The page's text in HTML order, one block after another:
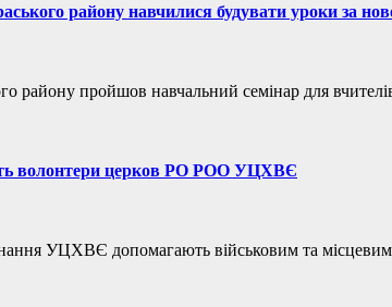
району навчилися будувати уроки за
району пройшов навчальний семінар для
волонтери церков РО РОО УЦХВЄ
УЦХВЄ допомагають військовим та